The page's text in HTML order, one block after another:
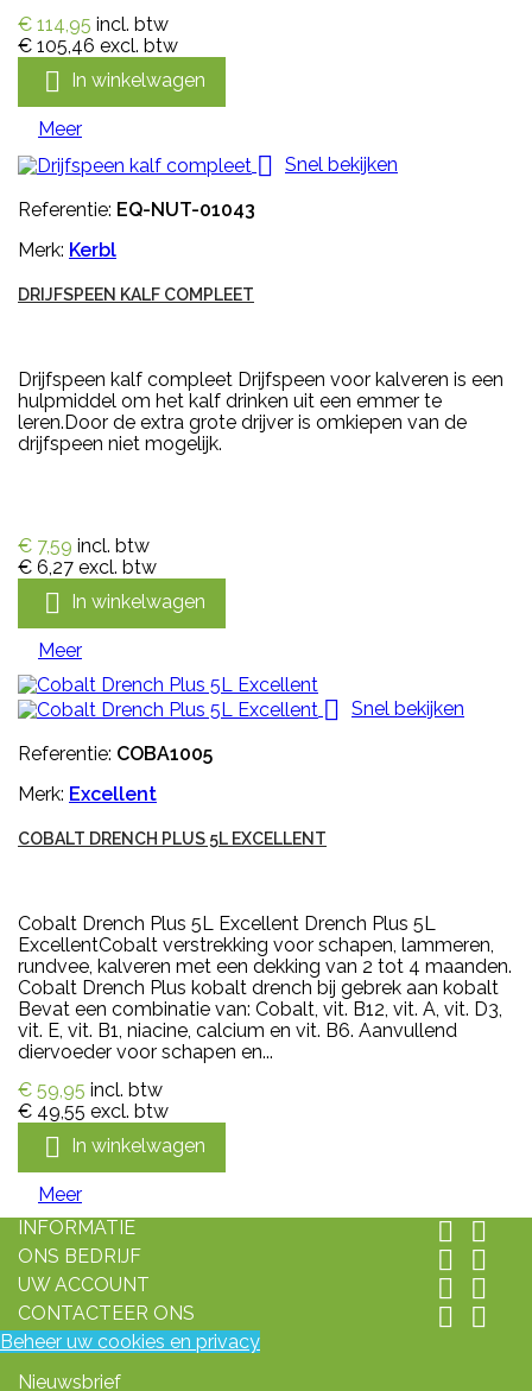
€ 114,95 incl. btw
€ 105,46 excl. btw
 In winkelwagen
Meer
 Snel bekijken
Referentie: EQ-NUT-01043
Merk: Kerbl
DRIJFSPEEN KALF COMPLEET
Drijfspeen kalf compleet Drijfspeen voor kalveren is een
hulpmiddel om het kalf drinken uit een emmer te
leren.Door de extra grote drijver is omkiepen van de
drijfspeen niet mogelijk.
€ 7,59 incl. btw
€ 6,27 excl. btw
 In winkelwagen
Meer
 Snel bekijken
Referentie: COBA1005
Merk: Excellent
COBALT DRENCH PLUS 5L EXCELLENT
Cobalt Drench Plus 5L Excellent Drench Plus 5L
ExcellentCobalt verstrekking voor schapen, lammeren,
rundvee, kalveren met een dekking van 2 tot 4 maanden.
Cobalt Drench Plus kobalt drench bij gebrek aan kobalt
Bevat een combinatie van: Cobalt, vit. B12, vit. A, vit. D3,
vit. E, vit. B1, niacine, calcium en vit. B6. Aanvullend
diervoeder voor schapen en...
€ 59,95 incl. btw
€ 49,55 excl. btw
 In winkelwagen
Meer
INFORMATIE
 
ONS BEDRIJF  
UW ACCOUNT  
CONTACTEER ONS  
Beheer uw cookies en privacy
Nieuwsbrief